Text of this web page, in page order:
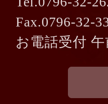
Fax.0796-32-
お電話受付